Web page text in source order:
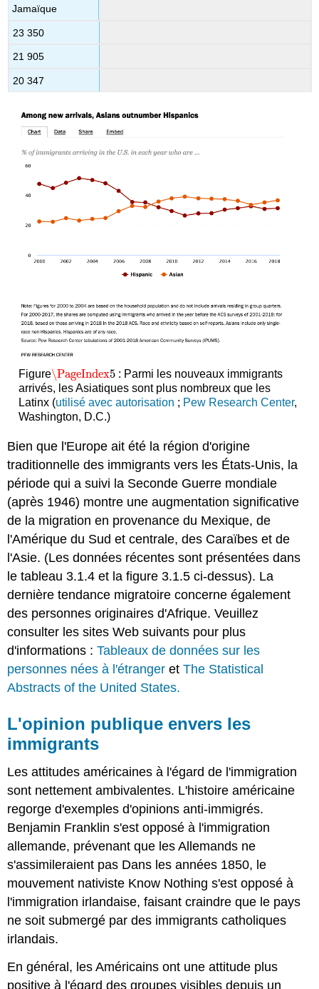
Jamaïque
23 350
21 905
20 347
Figure\PageIndex5
\PageIndex5 : Parmi les nouveaux immigrants
arrivés, les Asiatiques sont plus nombreux que les
Latinx (utilisé avec autorisation ; Pew Research Center,
Washington, D.C.)
Bien que l'Europe ait été la région d'origine
traditionnelle des immigrants vers les États-Unis, la
période qui a suivi la Seconde Guerre mondiale
(après 1946) montre une augmentation significative
de la migration en provenance du Mexique, de
l'Amérique du Sud et centrale, des Caraïbes et de
l'Asie. (Les données récentes sont présentées dans
le tableau 3.1.4 et la figure 3.1.5 ci-dessus). La
dernière tendance migratoire concerne également
des personnes originaires d'Afrique. Veuillez
consulter les sites Web suivants pour plus
d'informations :Tableaux de données sur les
personnes nées à l'étranger etThe Statistical
Abstracts of the United States.
L'opinion publique envers les
immigrants
Les attitudes américaines à l'égard de l'immigration
sont nettement ambivalentes. L'histoire américaine
regorge d'exemples d'opinions anti-immigrés.
Benjamin Franklin s'est opposé à l'immigration
allemande, prévenant que les Allemands ne
s'assimileraient pas Dans les années 1850, le
mouvement nativiste Know Nothing s'est opposé à
l'immigration irlandaise, faisant craindre que le pays
ne soit submergé par des immigrants catholiques
irlandais.
En général, les Américains ont une attitude plus
positive à l'égard des groupes visibles depuis un